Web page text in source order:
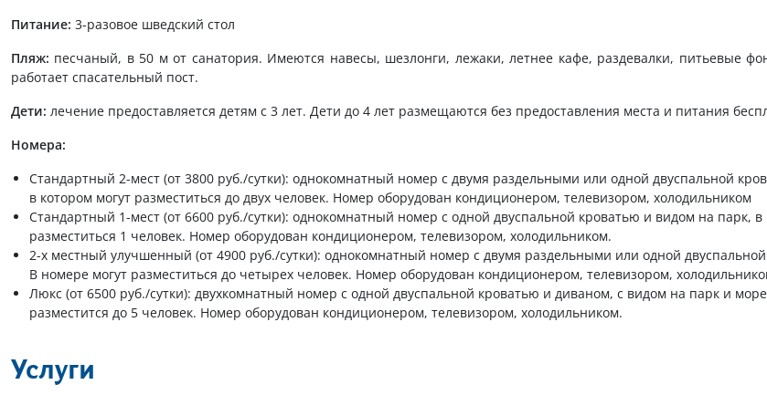
Питание: 3-разовое шведский стол
Пляж: песчаный, в 50 м от санатория. Имеются навесы, шезлонги, лежаки, летнее кафе, раздевалки, питьевые
работает спасательный пост.
Дети: лечение предоставляется детям с 3 лет. Дети до 4 лет размещаются без предоставления места и питания
Номера:
Стандартный 2-мест (от 3800 руб./сутки): однокомнатный номер с двумя раздельными или одной двуспальной
в котором могут разместиться до двух человек. Номер оборудован кондиционером, телевизором, холодильником
Стандартный 1-мест (от 6600 руб./сутки): однокомнатный номер с одной двуспальной кроватью и видом на парк, в
разместиться 1 человек. Номер оборудован кондиционером, телевизором, холодильником.
2-х местный улучшенный (от 4900 руб./сутки): однокомнатный номер с двумя раздельными или одной
В номере могут разместиться до четырех человек. Номер оборудован кондиционером, телевизором,
Люкс (от 6500 руб./сутки): двухкомнатный номер с одной двуспальной кроватью и диваном, с видом на парк и
разместится до 5 человек. Номер оборудован кондиционером, телевизором, холодильником.
Услуги